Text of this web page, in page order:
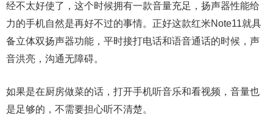
经不太好使了，这个时候拥有一款音量充足，扬声器性能给
力的手机自然是再好不过的事情。正好这款红米Note11就具
备立体双扬声器功能，平时接打电话和语音通话的时候，声
音洪亮，沟通无障碍。
如果是在厨房做菜的话，打开手机听音乐和看视频，音量也
是足够的，不需要担心听不清楚。